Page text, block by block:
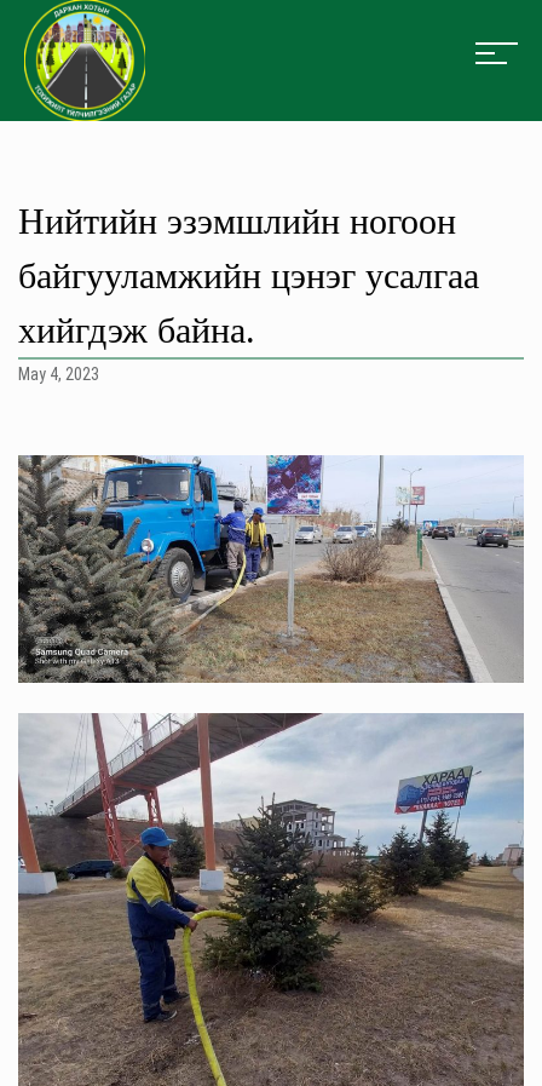
Нийтийн эзэмшлийн ногоон
байгууламжийн цэнэг усалгаа
хийгдэж байна.
May 4, 2023